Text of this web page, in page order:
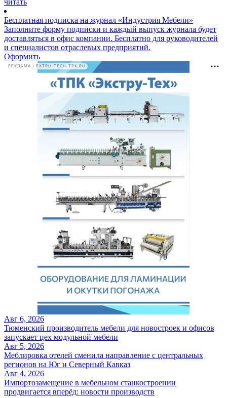
Бесплатная подписка на журнал «Индустрия Мебели»
Заполните форму подписки и каждый выпуск журнала будет
доставляться в офис компании. Бесплатно для руководителей
и специалистов отраслевых предприятий.
Оформить
РЕКЛАМА • EXTRU-TECH-TPK.RU
Авг 6, 2026
Тюменский производитель мебели для новостроек и офисов
запускает цех модульной мебели
Авг 5, 2026
Меблировка отелей сменила направление с центральных
регионов на Юг и Северный Кавказ
Авг 4, 2026
Импортозамещение в мебельном станкостроении
продвигается вперёд: новости производств